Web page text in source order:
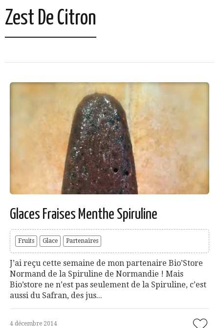
Zest De Citron
Glaces Fraises Menthe Spiruline
Fruits Glace Partenaires
J’ai reçu cette semaine de mon partenaire Bio’Store
Normand de la Spiruline de Normandie ! Mais
Bio’store ne n’est pas seulement de la Spiruline, c’est
aussi du Safran, des jus...
4 décembre 2014